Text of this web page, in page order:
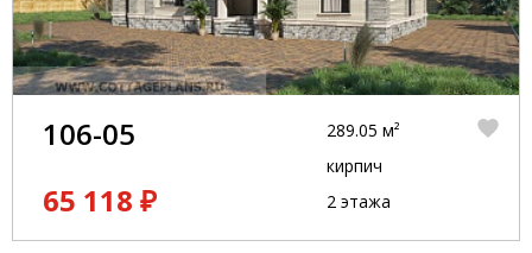
106-05
65 118 ₽
289.05 м²
кирпич
2 этажа